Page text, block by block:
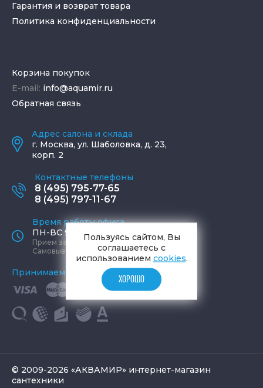
Гарантия и возврат товара
Политика конфиденциальности
Корзина покупок
E-mail: info@aquamir.ru
Обратная связь
Адрес салона и склада
г. Москва, ул. Шаболовка, д. 23,
корп. 2
Контактные телефоны
8 (495) 795-77-65
8 (495) 797-11-67
Время работы офиса
ПН-ВС 9:00 - 19:00
Прием заказов круглосуточно
Самовывоз ПН-СБ 9-19, ВС 12-17
Принимаем к оплате
© 2009-2026 «АКВАМИР» интернет-магазин
сантехники
Пользуясь сайтом, Вы
соглашаетесь с
использованием cookies.
ХОРОШО